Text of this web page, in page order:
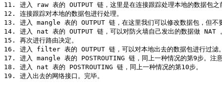
11. 进入 raw 表的 OUTPUT 链，这里是在连接跟踪处理本地的数据包之
12. 连接跟踪对本地的数据包进行处理。
13. 进入 mangle 表的 OUTPUT 链，在这里我们可以修改数据包，但不
14. 进入 nat 表的 OUTPUT 链，可以对防火墙自己发出的数据做 NAT
15. 再次进行路由决定。
16. 进入 filter 表的 OUTPUT 链，可以对本地出去的数据包进行过滤
17. 进入 mangle 表的 POSTROUTING 链，同上一种情况的第9步。注
18. 进入 nat 表的 POSTROUTING 链，同上一种情况的第10步。
19. 进入出去的网络接口。完毕。